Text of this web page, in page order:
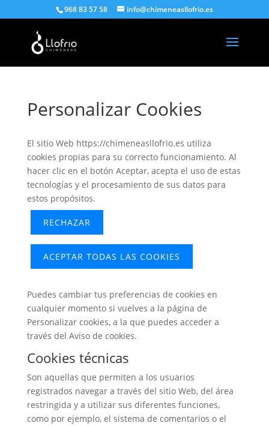
968 83 57 58 info@chimeneasllofrio.es
Personalizar Cookies
El sitio Web https://chimeneasllofrio.es utiliza
cookies propias para su correcto funcionamiento. Al
hacer clic en el botón Aceptar, acepta el uso de estas
tecnologías y el procesamiento de sus datos para
estos propósitos.
RECHAZAR
ACEPTAR TODAS LAS COOKIES
Puedes cambiar tus preferencias de cookies en
cualquier momento si vuelves a la página de
Personalizar cookies, a la que puedes acceder a
través del Aviso de cookies.
Cookies técnicas
Son aquellas que permiten a los usuarios
registrados navegar a través del sitio Web, del área
restringida y a utilizar sus diferentes funciones,
como por ejemplo, el sistema de comentarios o el